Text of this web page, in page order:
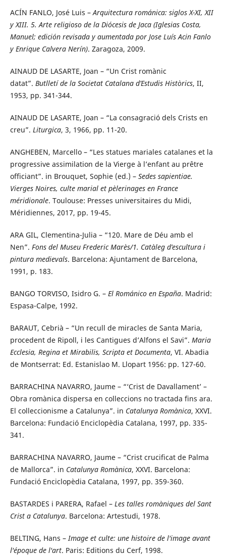
ACÍN FANLO, José Luis –Arquitectura románica: siglos X-XI, XII
y XIII. 5. Arte religioso de la Diócesis de Jaca (Iglesias Costa,
Manuel; edición revisada y aumentada por Jose Luís Acin Fanlo
y Enrique Calvera Nerín). Zaragoza, 2009.
AINAUD DE LASARTE, Joan – “Un Crist romànic
datat”. Butlletí de la Societat Catalana d’Estudis Històrics, II,
1953, pp. 341-344.
AINAUD DE LASARTE, Joan – “La consagració dels Crists en
creu”. Liturgica, 3, 1966, pp. 11-20.
ANGHEBEN, Marcello – “Les statues mariales catalanes et la
progressive assimilation de la Vierge à l’enfant au prêtre
officiant”. in Brouquet, Sophie (ed.) – Sedes sapientiae.
Vierges Noires, culte marial et pèlerinages en France
méridionale. Toulouse: Presses universitaires du Midi,
Méridiennes, 2017, pp. 19-45.
ARA GIL, Clementina-Julia – “120. Mare de Déu amb el
Nen”. Fons del Museu Frederic Marès/1. Catàleg d’escultura i
pintura medievals. Barcelona: Ajuntament de Barcelona,
1991, p. 183.
BANGO TORVISO, Isidro G. – El Románico en España. Madrid:
Espasa-Calpe, 1992.
BARAUT, Cebrià – “Un recull de miracles de Santa Maria,
procedent de Ripoll, i les Cantigues d’Alfons el Savi”. Maria
Ecclesia, Regina et Mirabilis, Scripta et Documenta, VI. Abadia
de Montserrat: Ed. Estanislao M. Llopart 1956: pp. 127-60.
BARRACHINA NAVARRO, Jaume – “‘Crist de Davallament’ –
Obra romànica dispersa en colleccions no tractada fins ara.
El colleccionisme a Catalunya”. in Catalunya Romànica, XXVI.
Barcelona: Fundació Enciclopèdia Catalana, 1997, pp. 335-
341.
BARRACHINA NAVARRO, Jaume – “Crist crucificat de Palma
de Mallorca”. in Catalunya Romànica, XXVI. Barcelona:
Fundació Enciclopèdia Catalana, 1997, pp. 359-360.
BASTARDES i PARERA, Rafael – Les talles romàniques del Sant
Crist a Catalunya. Barcelona: Artestudi, 1978.
BELTING, Hans –Image et culte: une histoire de l'image avant
l'époque de l'art. Paris: Editions du Cerf, 1998.